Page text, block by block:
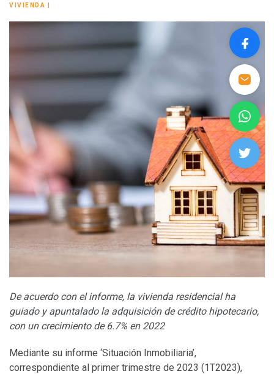
VIVIENDA
De acuerdo con el informe, la vivienda residencial ha
guiado y apuntalado la adquisición de crédito hipotecario,
con un crecimiento de 6.7% en 2022
Mediante su informe ‘Situación Inmobiliaria’,
correspondiente al primer trimestre de 2023 (1T2023),